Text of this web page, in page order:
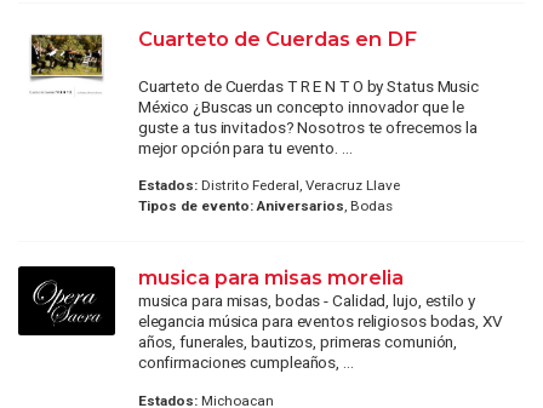
Cuarteto de Cuerdas en DF
Cuarteto de Cuerdas T R E N T O by Status Music
México ¿Buscas un concepto innovador que le
guste a tus invitados? Nosotros te ofrecemos la
mejor opción para tu evento. ...
Estados:Distrito Federal, Veracruz Llave
Tipos de evento: Aniversarios, Bodas
musica para misas morelia
musica para misas, bodas - Calidad, lujo, estilo y
elegancia música para eventos religiosos bodas, XV
años, funerales, bautizos, primeras comunión,
confirmaciones cumpleaños, ...
Estados:Michoacan